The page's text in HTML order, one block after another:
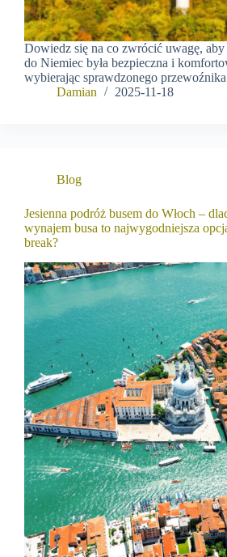
Dowiedz się na co zwrócić uwagę, aby
do Niemiec była bezpieczna i
wybierając sprawdzonego
Damian
2025-11-18
Blog
Jesienna podróż busem do Włoch –
wynajem busa to najwygodniejsza
break?